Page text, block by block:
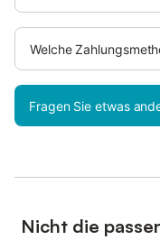
Welche
Fragen Sie etwas
Nicht die